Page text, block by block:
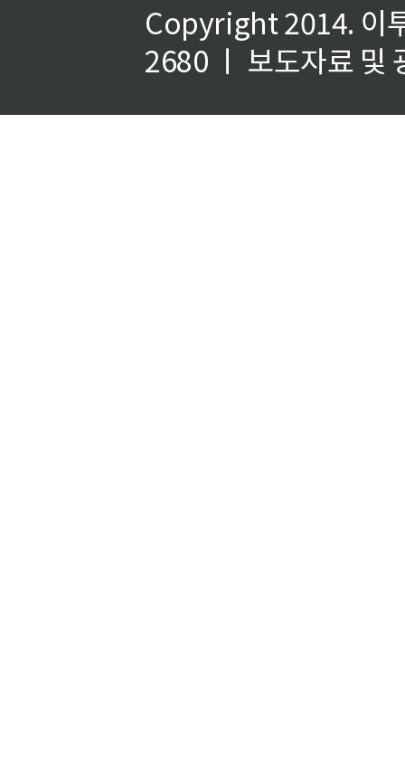
Copyright 2014. 이
2680 ㅣ 보도자료